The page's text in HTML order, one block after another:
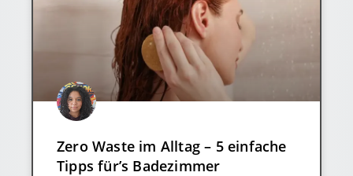
Zero Waste im Alltag – 5 einfache
Tipps für’s Badezimmer